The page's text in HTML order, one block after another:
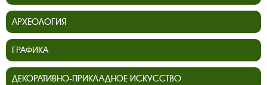
АРХЕОЛОГИЯ
ГРАФИКА
ДЕКОРАТИВНО-ПРИКЛАДНОЕ ИСКУССТВО